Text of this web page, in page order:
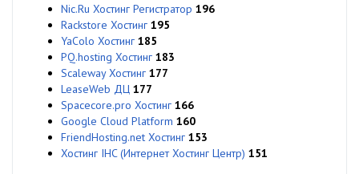
Nic.Ru Хостинг Регистратор 196
Rackstore Хостинг 195
YaColo Хостинг 185
PQ.hosting Хостинг 183
Scaleway Хостинг 177
LeaseWeb ДЦ 177
Spacecore.pro Хостинг 166
Google Cloud Platform 160
FriendHosting.net Хостинг 153
Хостинг IHC (Интернет Хостинг Центр) 151